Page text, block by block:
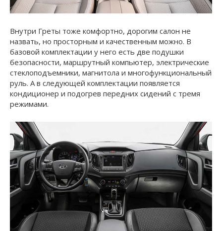
Внутри Греты тоже комфортно, дорогим салон не
назвать, но просторным и качественным можно. В
базовой комплектации у него есть две подушки
безопасности, маршрутный компьютер, электрические
стеклоподъемники, магнитола и многофункциональный
руль. А в следующей комплектации появляется
кондиционер и подогрев передних сидений с тремя
режимами.